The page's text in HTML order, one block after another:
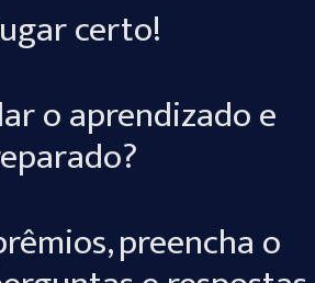
certo!
o aprendizado e
preencha o